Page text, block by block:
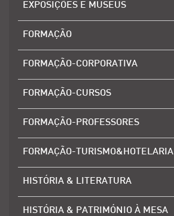
EXPOSIÇÕES E MUSEUS
FORMAÇÃO
FORMAÇÃO-CORPORATIVA
FORMAÇÃO-CURSOS
FORMAÇÃO-PROFESSORES
FORMAÇÃO-TURISMO&HOTELARIA
HISTÓRIA & LITERATURA
HISTÓRIA & PATRIMÓNIO À MESA